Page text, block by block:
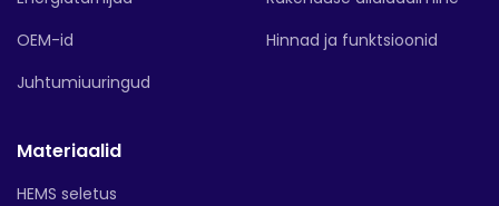
OEM-id
Juhtumiuuringud
Hinnad ja funktsioonid
Materiaalid
HEMS seletus